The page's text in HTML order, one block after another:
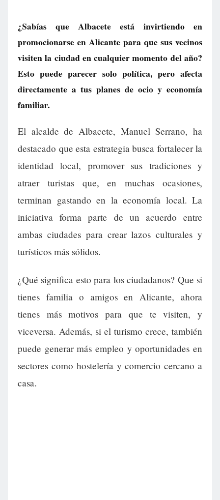
¿Sabías que Albacete está invirtiendo en
promocionarse en Alicante para que sus vecinos
visiten la ciudad en cualquier momento del año?
Esto puede parecer solo política, pero afecta
directamente a tus planes de ocio y economía
familiar.
El alcalde de Albacete, Manuel Serrano, ha
destacado que esta estrategia busca fortalecer la
identidad local, promover sus tradiciones y
atraer turistas que, en muchas ocasiones,
terminan gastando en la economía local. La
iniciativa forma parte de un acuerdo entre
ambas ciudades para crear lazos culturales y
turísticos más sólidos.
¿Qué significa esto para los ciudadanos? Que si
tienes familia o amigos en Alicante, ahora
tienes más motivos para que te visiten, y
viceversa. Además, si el turismo crece, también
puede generar más empleo y oportunidades en
sectores como hostelería y comercio cercano a
casa.